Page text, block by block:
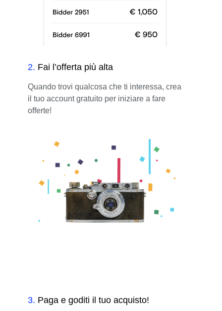
2. Fai l’offerta più alta
Quando trovi qualcosa che ti interessa, crea
il tuo account gratuito per iniziare a fare
offerte!
3. Paga e goditi il tuo acquisto!